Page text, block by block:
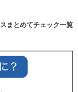
まとめてチェック一覧